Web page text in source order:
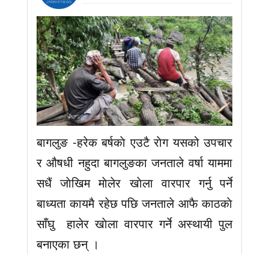
बागलुङ -हरेक बर्षकाे एउटै राेग यसको उपचार
र आ‌ैषधी नहुदा बागलुङका जनताले वर्षा याममा
सधैं जाेखिम माेलेर खाेला वारपार गर्नु पर्ने
बाध्यता कायमै रहेछ पछि जनताले आफै काठकाे
साँघु हालेर खाेला वारपार गर्ने अस्थायी पुल
बनाएका छन् ।